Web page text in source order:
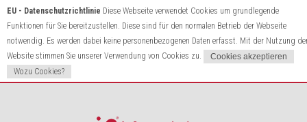
EU - Datenschutzrichtlinie Diese Webseite verwendet Cookies um grundlegende
Funktionen für Sie bereitzustellen. Diese sind für den normalen Betrieb der Webseite
notwendig. Es werden dabei keine personenbezogenen Daten erfasst. Mit der Nutzung
Website stimmen Sie unserer Verwendung von Cookies zu.
Wozu Cookies?